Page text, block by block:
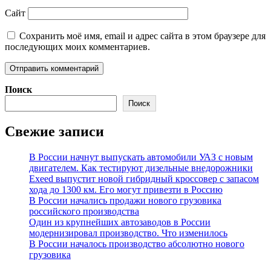
Сайт
Сохранить моё имя, email и адрес сайта в этом браузере для
последующих моих комментариев.
Поиск
Поиск
Свежие записи
В России начнут выпускать автомобили УАЗ с новым
двигателем. Как тестируют дизельные внедорожники
Exeed выпустит новой гибридный кроссовер с запасом
хода до 1300 км. Его могут привезти в Россию
В России начались продажи нового грузовика
российского производства
Один из крупнейших автозаводов в России
модернизировал производство. Что изменилось
В России началось производство абсолютно нового
грузовика